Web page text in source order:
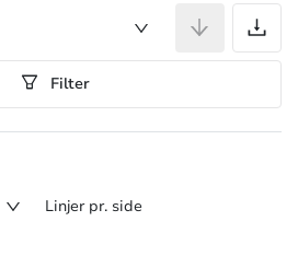
Filter
Linjer pr. side